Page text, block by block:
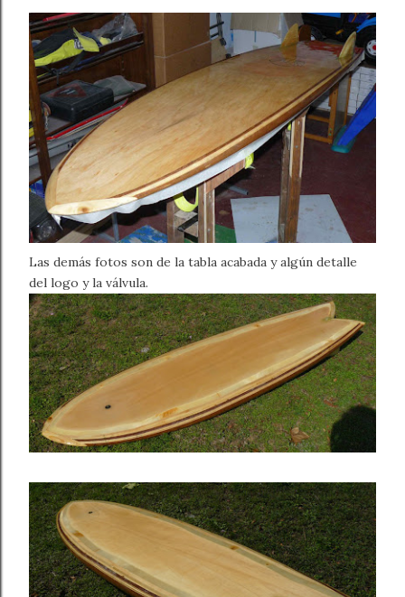
Las demás fotos son de la tabla acabada y algún detalle
del logo y la válvula.